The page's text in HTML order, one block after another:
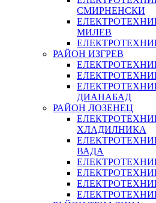
СМИРНЕНСКИ
МИЛЕВ
РАЙОН ИЗГРЕВ
ДИАНАБАД
РАЙОН ЛОЗЕНЕЦ
ХЛАДИЛНИКА
ВАДА